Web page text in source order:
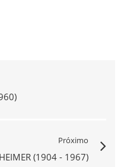
Próximo
(1904 - 1967)